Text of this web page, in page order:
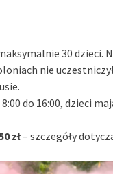
30
nie
do 16:00, dzieci
zł– szczegóły